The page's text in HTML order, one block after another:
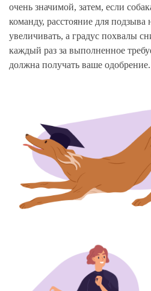
очень значимой, затем, если
команду, расстояние для
увеличивать, а градус похвалы
каждый раз за выполненное
должна получать ваше одобрение.